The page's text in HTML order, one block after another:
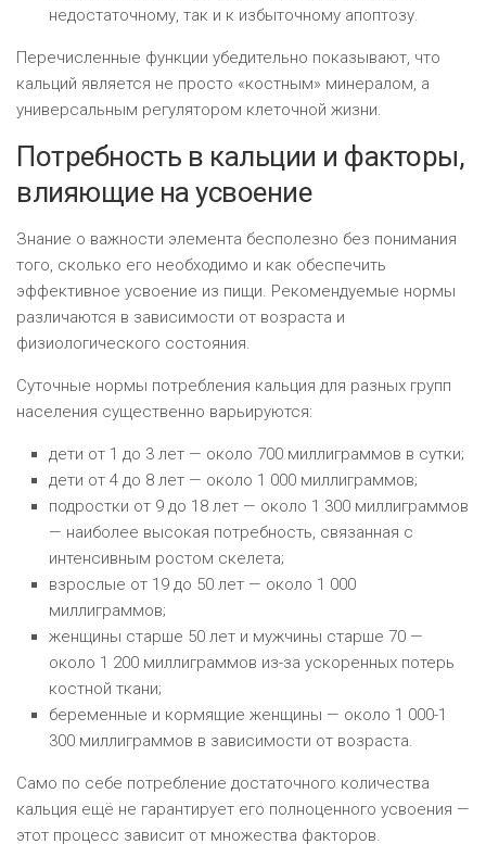
недостаточному, так и к избыточному апоптозу.
Перечисленные функции убедительно показывают, что
кальций является не просто «костным» минералом, а
универсальным регулятором клеточной жизни.
Потребность в кальции и факторы,
влияющие на усвоение
Знание о важности элемента бесполезно без понимания
того, сколько его необходимо и как обеспечить
эффективное усвоение из пищи. Рекомендуемые нормы
различаются в зависимости от возраста и
физиологического состояния.
Суточные нормы потребления кальция для разных групп
населения существенно варьируются:
дети от 1 до 3 лет — около 700 миллиграммов в сутки;
дети от 4 до 8 лет — около 1 000 миллиграммов;
подростки от 9 до 18 лет — около 1 300 миллиграммов
— наиболее высокая потребность, связанная с
интенсивным ростом скелета;
взрослые от 19 до 50 лет — около 1 000
миллиграммов;
женщины старше 50 лет и мужчины старше 70 —
около 1 200 миллиграммов из-за ускоренных потерь
костной ткани;
беременные и кормящие женщины — около 1 000-1
300 миллиграммов в зависимости от возраста.
Само по себе потребление достаточного количества
кальция ещё не гарантирует его полноценного усвоения —
этот процесс зависит от множества факторов.